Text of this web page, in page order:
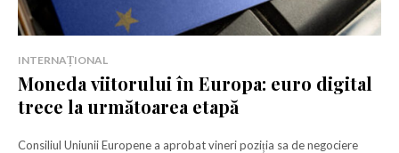
INTERNAȚIONAL
Moneda viitorului în Europa: euro digital
trece la următoarea etapă
Consiliul Uniunii Europene a aprobat vineri poziția sa de negociere